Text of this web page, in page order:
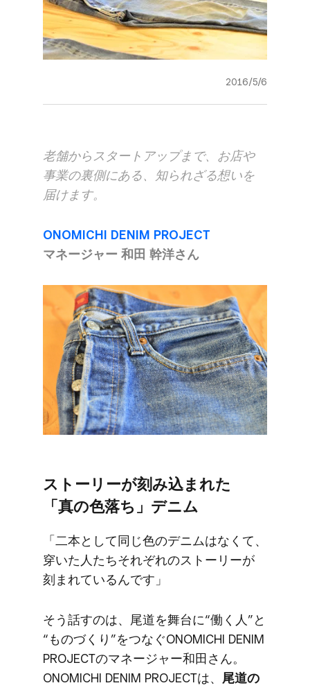
2016/5/6
老舗から​スタートアップまで、​お店や​
事業の​裏側に​ある、​知られざる​想いを​
届けます。
ONOMICHI DENIM PROJECT
マネージャー 和田 幹洋さん
ストーリーが​刻み込まれた​
「真の​色落ち」​デニム
「二本と​して​同じ色の​デニムは​なくて、​
穿いた​人たちそれぞれの​ストーリーが​
刻まれているんです」
そう話すのは、​尾道を​舞台に​“働く​人”と​
“もの​づくり”を​つなぐ​ONOMICHI DENIM
PROJECTの​マネージャー和田さん。​
ONOMICHI DENIM PROJECTは、 ​尾道の​